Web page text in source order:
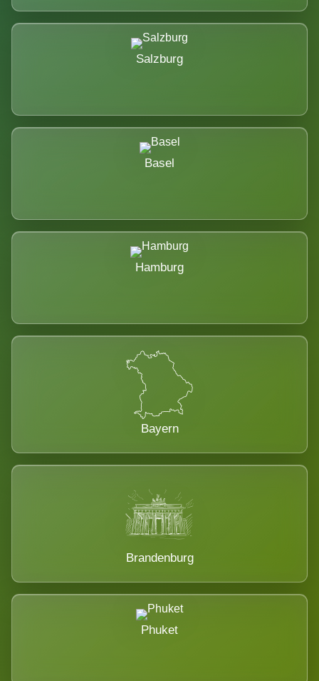
Salzburg
Basel
Hamburg
Bayern
Brandenburg
Phuket